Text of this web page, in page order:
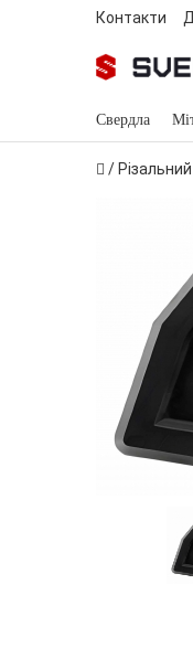
Контакти
Свердла
/ Різальний